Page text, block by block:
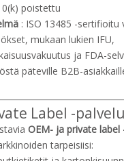
poistettu
: ISO 13485 -sertifioitu
mukaan lukien IFU,
ja FDA-
päteville B2B-
Label -
OEM- ja private label
tarpeisiisi: